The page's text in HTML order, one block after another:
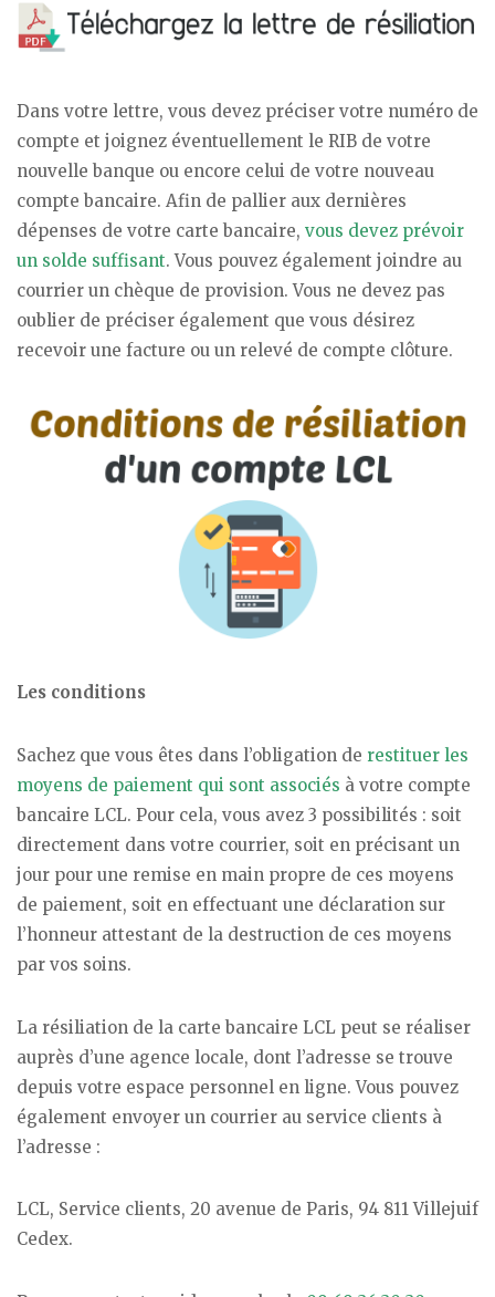
Dans votre lettre, vous devez préciser votre numéro de
compte et joignez éventuellement le RIB de votre
nouvelle banque ou encore celui de votre nouveau
compte bancaire. Afin de pallier aux dernières
dépenses de votre carte bancaire, vous devez prévoir
un solde suffisant. Vous pouvez également joindre au
courrier un chèque de provision. Vous ne devez pas
oublier de préciser également que vous désirez
recevoir une facture ou un relevé de compte clôture.
Les conditions
Sachez que vous êtes dans l’obligation de restituer les
moyens de paiement qui sont associés à votre compte
bancaire LCL. Pour cela, vous avez 3 possibilités : soit
directement dans votre courrier, soit en précisant un
jour pour une remise en main propre de ces moyens
de paiement, soit en effectuant une déclaration sur
l’honneur attestant de la destruction de ces moyens
par vos soins.
La résiliation de la carte bancaire LCL peut se réaliser
auprès d’une agence locale, dont l’adresse se trouve
depuis votre espace personnel en ligne. Vous pouvez
également envoyer un courrier au service clients à
l’adresse :
LCL, Service clients, 20 avenue de Paris, 94 811 Villejuif
Cedex.